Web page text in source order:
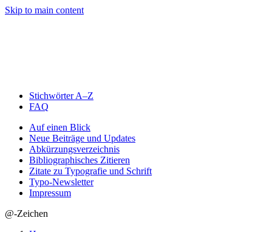
Skip to main content
Stichwörter A–Z
FAQ
Auf einen Blick
Neue Beiträge und Updates
Abkürzungsverzeichnis
Bibliographisches Zitieren
Zitate zu Typografie und Schrift
Typo-Newsletter
Impressum
@-Zeichen